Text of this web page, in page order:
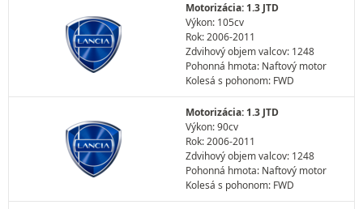
Motorizácia: 1.3 JTD
Výkon: 105cv
Rok: 2006-2011
Zdvihový objem valcov: 1248
Pohonná hmota: Naftový motor
Kolesá s pohonom: FWD
Motorizácia: 1.3 JTD
Výkon: 90cv
Rok: 2006-2011
Zdvihový objem valcov: 1248
Pohonná hmota: Naftový motor
Kolesá s pohonom: FWD